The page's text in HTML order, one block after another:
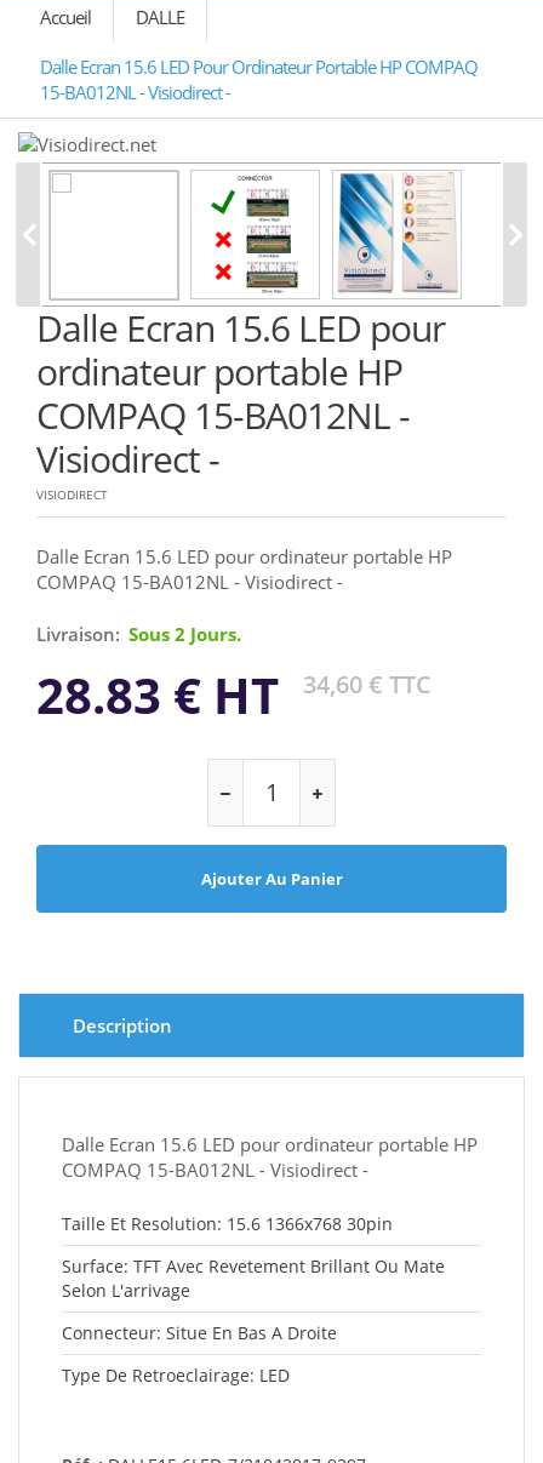
Accueil
DALLE
Dalle Ecran 15.6 LED Pour Ordinateur Portable HP COMPAQ
15-BA012NL - Visiodirect -
Dalle Ecran 15.6 LED pour
ordinateur portable HP
COMPAQ 15-BA012NL -
Visiodirect -
VISIODIRECT
Dalle Ecran 15.6 LED pour ordinateur portable HP
COMPAQ 15-BA012NL - Visiodirect -
Livraison: Sous 2 Jours.
28.83 € HT 34,60 € TTC
Ajouter Au Panier
Description
Dalle Ecran 15.6 LED pour ordinateur portable HP
COMPAQ 15-BA012NL - Visiodirect -
Taille Et Resolution: 15.6 1366x768 30pin
Surface: TFT Avec Revetement Brillant Ou Mate
Selon L'arrivage
Connecteur: Situe En Bas A Droite
Type De Retroeclairage: LED